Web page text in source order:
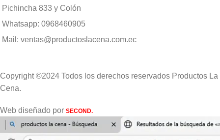
Pichincha 833 y Colón
Whatsapp: 0968460905
Mail: ventas@productoslacena.com.ec
Copyright ©2024 Todos los derechos reservados Productos La
Cena.
Web diseñado por SECOND.